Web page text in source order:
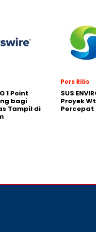
1 Point
bagi
Tampil di
Pers Rilis
SUS
Proyek
Percepat